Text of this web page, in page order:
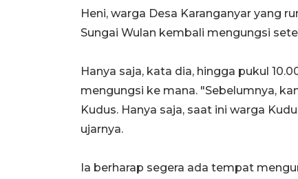
Heni, warga Desa Karanganyar yang
Sungai Wulan kembali mengungsi
Hanya saja, kata dia, hingga pukul
mengungsi ke mana. "Sebelumnya,
Kudus. Hanya saja, saat ini warga
ujarnya.
Ia berharap segera ada tempat